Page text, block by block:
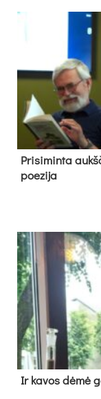
Pri­si­min­ta
poe­zi­ja
Ir ka­vos dė­mė